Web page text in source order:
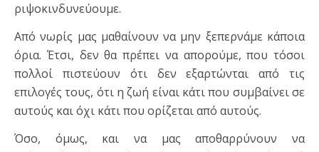
ριψοκινδυνεύουμε.
Από νωρίς μας μαθαίνουν να μην ξεπερνάμε κάποια
όρια. Έτσι, δεν θα πρέπει να απορούμε, που τόσοι
πολλοί πιστεύουν ότι δεν εξαρτώνται από τις
επιλογές τους, ότι η ζωή είναι κάτι που συμβαίνει σε
αυτούς και όχι κάτι που ορίζεται από αυτούς.
Όσο, όμως, και να μας αποθαρρύνουν να